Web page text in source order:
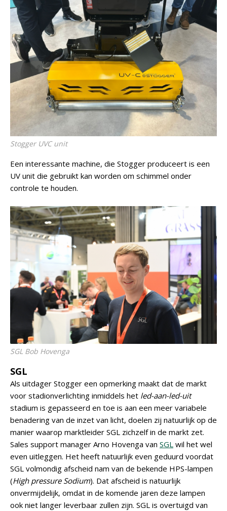
Stogger UVC unit
Een interessante machine, die Stogger produceert is een
UV unit die gebruikt kan worden om schimmel onder
controle te houden.
SGL Bob Hovenga
SGL
Als uitdager Stogger een opmerking maakt dat de markt
voor stadionverlichting inmiddels het led-aan-led-uit
stadium is gepasseerd en toe is aan een meer variabele
benadering van de inzet van licht, doelen zij natuurlijk op de
manier waarop marktleider SGL zichzelf in de markt zet.
Sales support manager Arno Hovenga van SGL wil het wel
even uitleggen. Het heeft natuurlijk even geduurd voordat
SGL volmondig afscheid nam van de bekende HPS-lampen
(High pressure Sodium). Dat afscheid is natuurlijk
onvermijdelijk, omdat in de komende jaren deze lampen
ook niet langer leverbaar zullen zijn. SGL is overtuigd van